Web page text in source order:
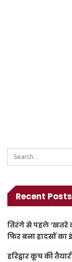
Recent Posts
तिरंगे से पहले ‘खतरे
फिर बना हादसों का
हरिद्वार कूच की